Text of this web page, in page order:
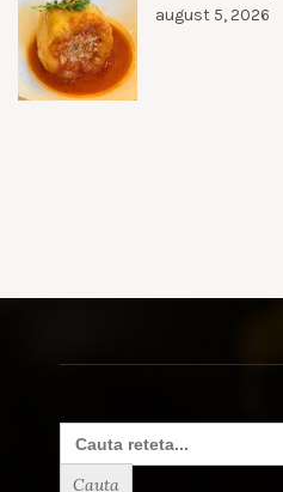
august 5, 2026
Search
for: